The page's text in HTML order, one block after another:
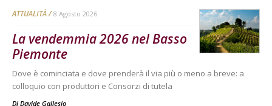
ATTUALITÀ 8 Agosto 2026
La vendemmia 2026 nel Basso
Piemonte
Dove è cominciata e dove prenderà il via più o meno a breve: a
colloquio con produttori e Consorzi di tutela
Di Davide Gallesio